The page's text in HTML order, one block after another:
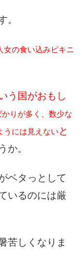
。
女の食い込みビキニ
う国がおもし
かりが多く、数少な
うには見えない と
か。
ベタっとして
いるのには厳
苦しくなりま